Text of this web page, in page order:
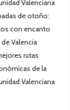
Valenciana
de otoño:
con encanto
Valencia
rutas
de la
Valenciana